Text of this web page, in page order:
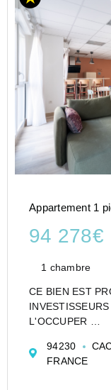
Appartement 1
94 278€
1 chambre
CE BIEN EST
L'OCCUPER
ETUDIANTE DE
STUDÉA
94230
FRANCE